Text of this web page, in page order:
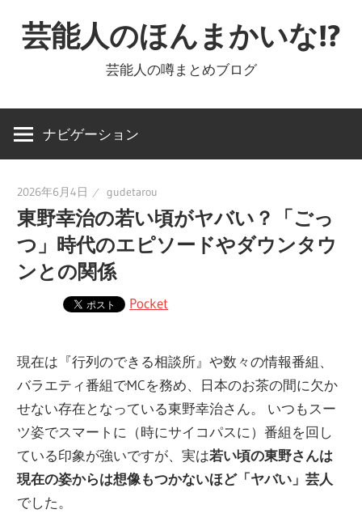
ツ
芸能人のほんまかいな!?
芸能人の噂まとめブログ
ナビゲーション
2026年6月4日 gudetarou
東野幸治の若い頃がヤバい？「ごっ
つ」時代のエピソードやダウンタウ
ンとの関係
Pocket
現在は『行列のできる相談所』や数々の情報番組、
バラエティ番組でMCを務め、日本のお茶の間に欠か
せない存在となっている東野幸治さん。 いつもスー
ツ姿でスマートに（時にサイコパスに）番組を回し
ている印象が強いですが、実は若い頃の東野さんは
現在の姿からは想像もつかないほど「ヤバい」芸人
でした。